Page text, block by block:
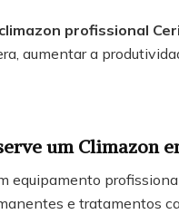
climazon profissional
aumentar a
um Climazon
equipamento
e tratamentos